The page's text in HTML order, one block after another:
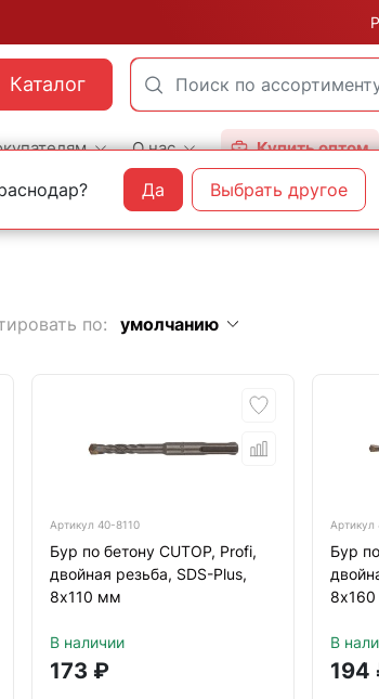
Каталог
О нас Купить оптом
по: умолчанию
Артикул40-8110
Бур по бетону CUTOP, Profi,
двойная резьба, SDS-Plus,
8х110 мм
В наличии
173 ₽
Артикул
Бур
В
194
Да Выбрать другое